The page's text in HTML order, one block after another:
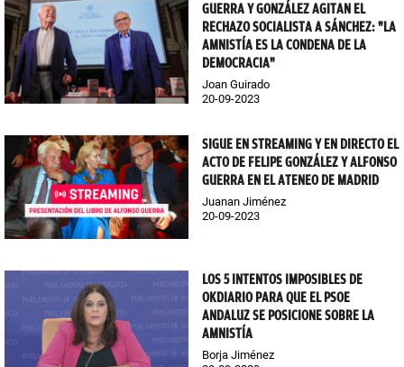
GUERRA Y GONZÁLEZ AGITAN EL
RECHAZO SOCIALISTA A SÁNCHEZ: "LA
AMNISTÍA ES LA CONDENA DE LA
DEMOCRACIA"
Joan Guirado
20-09-2023
SIGUE EN STREAMING Y EN DIRECTO EL
ACTO DE FELIPE GONZÁLEZ Y ALFONSO
GUERRA EN EL ATENEO DE MADRID
Juanan Jiménez
20-09-2023
LOS 5 INTENTOS IMPOSIBLES DE
OKDIARIO PARA QUE EL PSOE
ANDALUZ SE POSICIONE SOBRE LA
AMNISTÍA
Borja Jiménez